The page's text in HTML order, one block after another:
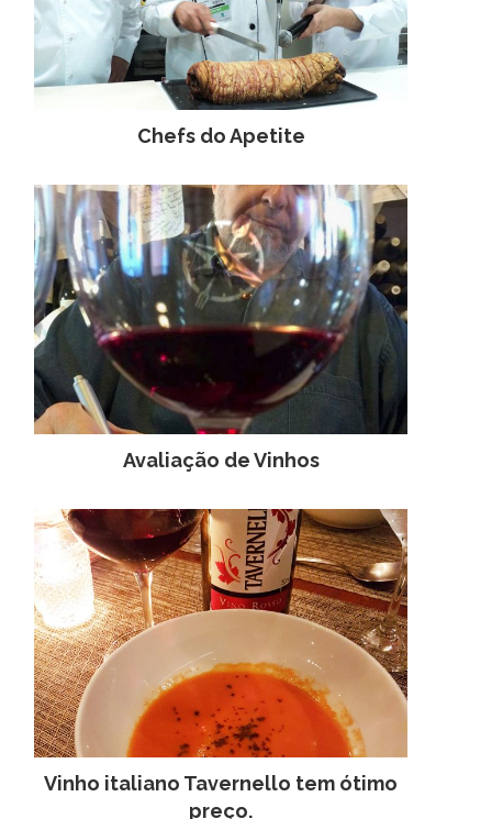
Chefs do Apetite
Avaliação de Vinhos
Vinho italiano Tavernello tem ótimo
preço.